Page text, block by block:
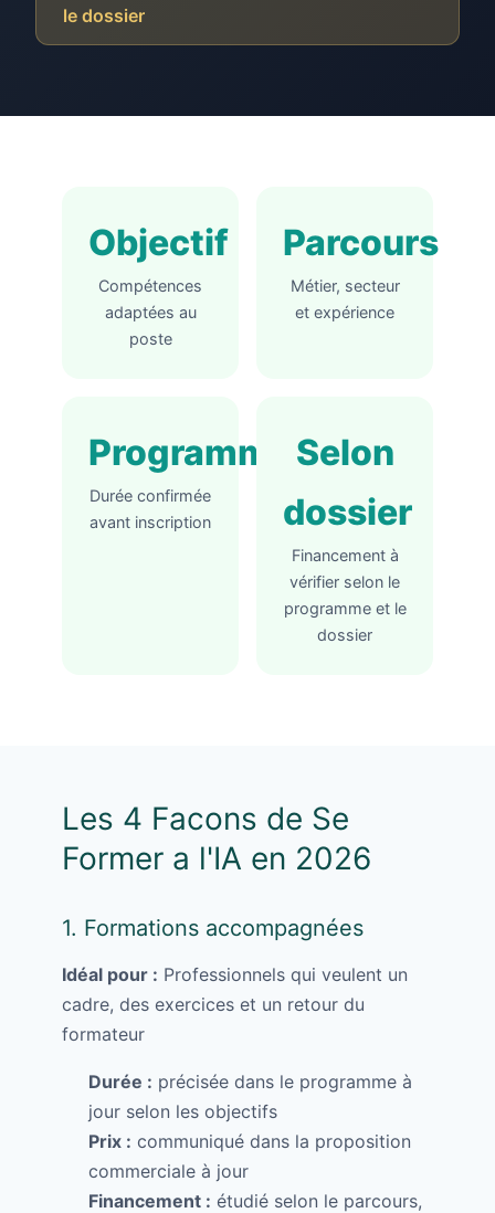
le dossier
Objectif
Compétences
adaptées au
poste
Parcours
Métier, secteur
et expérience
Programme
Durée confirmée
avant inscription
Selon
dossier
Financement à
vérifier selon le
programme et le
dossier
Les 4 Facons de Se
Former a l'IA en 2026
1. Formations accompagnées
Idéal pour : Professionnels qui veulent un
cadre, des exercices et un retour du
formateur
Durée : précisée dans le programme à
jour selon les objectifs
Prix : communiqué dans la proposition
commerciale à jour
Financement : étudié selon le parcours,